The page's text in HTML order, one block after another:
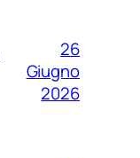
26
Giugno
2026